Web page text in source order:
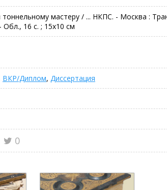
тоннельному мастеру / ... НКПС. - Москва :
16 с. ; 15х10 см
ВКР/Диплом, Диссертация
0